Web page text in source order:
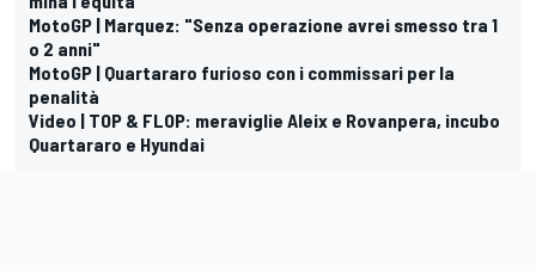
MotoGP | Marquez: "Senza operazione avrei smesso tra 1
o 2 anni"
MotoGP | Quartararo furioso con i commissari per la
penalità
Video | TOP & FLOP: meraviglie Aleix e Rovanpera, incubo
Quartararo e Hyundai